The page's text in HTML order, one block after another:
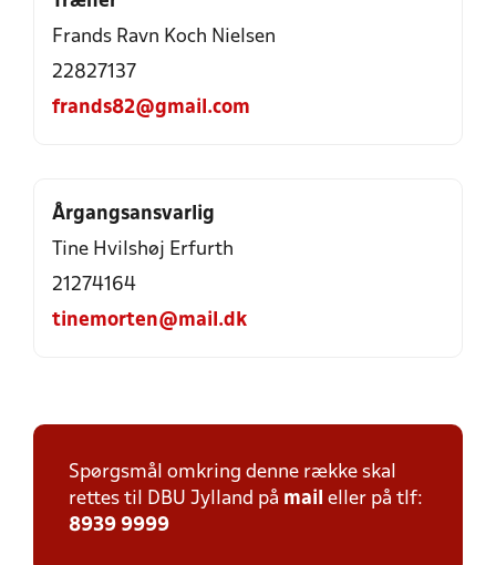
Frands Ravn Koch Nielsen
22827137
frands82@gmail.com
Årgangsansvarlig
Tine Hvilshøj Erfurth
21274164
tinemorten@mail.dk
Spørgsmål omkring denne række skal
rettes til DBU Jylland på mail eller på tlf:
8939 9999